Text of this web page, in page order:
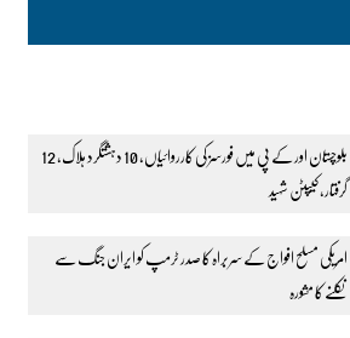
بلوچستان اور کے پی میں فورسز کی کارروائیاں، 10 دہشتگرد ہلاک، 12
گرفتار، کیپٹن شہید
امریکی مسلح افواج کے سربراہ کا صدر ٹرمپ کو ایران جنگ سے
نکلنے کا مشورہ